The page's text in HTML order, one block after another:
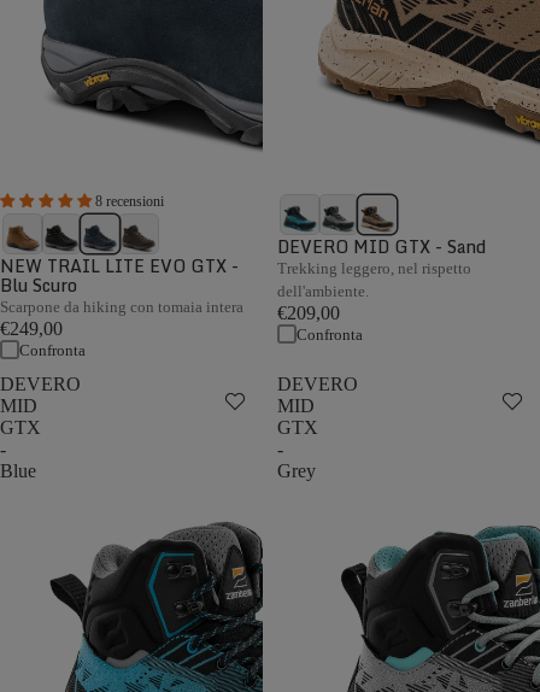
8 recensioni
NEW TRAIL LITE EVO GTX -
Blu Scuro
Scarpone da hiking con tomaia intera
€249,00
Confronta
DEVERO MID GTX - Sand
Trekking leggero, nel rispetto
dell'ambiente.
€209,00
Confronta
DEVERO
MID
GTX
-
Blue
DEVERO
MID
GTX
-
Grey